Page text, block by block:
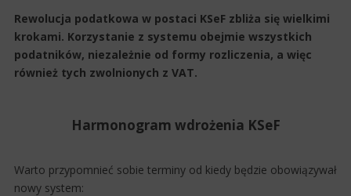
Rewolucja podatkowa w postaci KSeF zbliża się wielkimi
krokami. Korzystanie z systemu obejmie wszystkich
podatników, niezależnie od formy rozliczenia, a więc
również tych zwolnionych z VAT.
Harmonogram wdrożenia KSeF
Warto przypomnieć sobie terminy od kiedy będzie obowiązywał
nowy system: